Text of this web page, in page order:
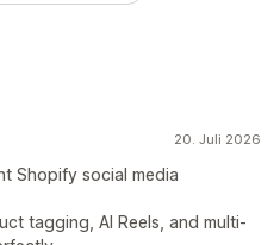
20. Juli 2026
Shopify social media
tagging, AI Reels, and multi-